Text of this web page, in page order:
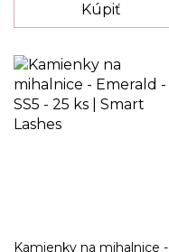
Kúpiť
Kamienky na mihalnice -